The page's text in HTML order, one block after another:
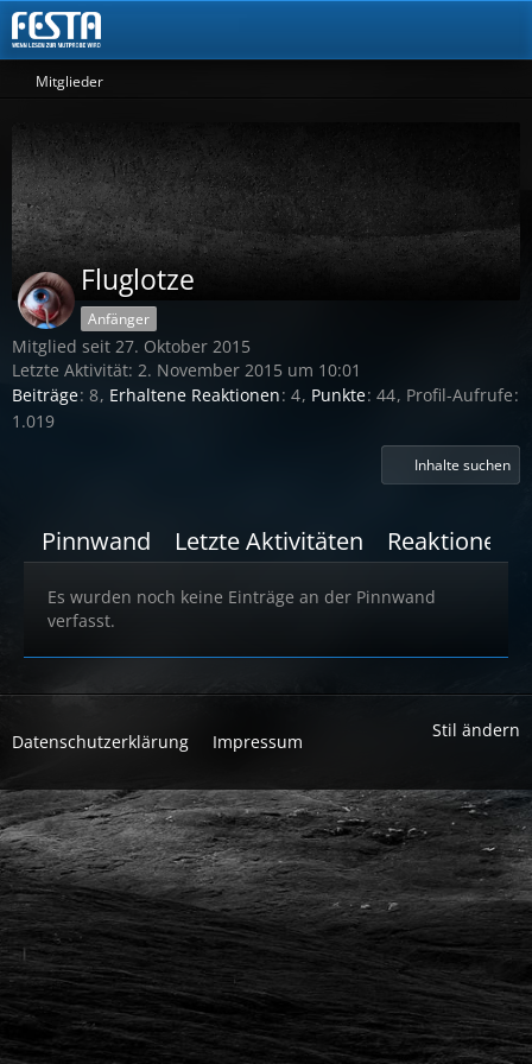
Mitglieder
Fluglotze
Anfänger
Mitglied seit 27. Oktober 2015
Letzte Aktivität: 2. November 2015 um 10:01
Beiträge 8 Erhaltene Reaktionen 4 Punkte 44 Profil-Aufrufe
1.019
Inhalte suchen
Pinnwand Letzte Aktivitäten Reaktionen
Es wurden noch keine Einträge an der Pinnwand
verfasst.
Stil ändern
Datenschutzerklärung Impressum